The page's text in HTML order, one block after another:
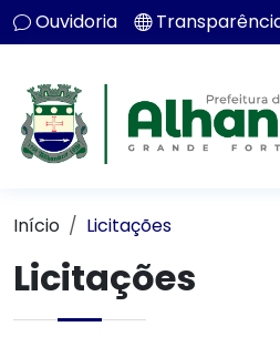
Ouvidoria
Início Licitações
Licitações